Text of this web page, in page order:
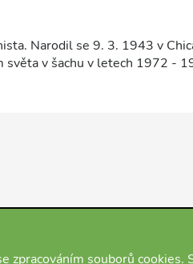
Narodil se 9. 3. 1943 v
světa v šachu v letech 1972 -
O titul přišel v roce
mimořádně silný v poziční hře
zpracováním souborů